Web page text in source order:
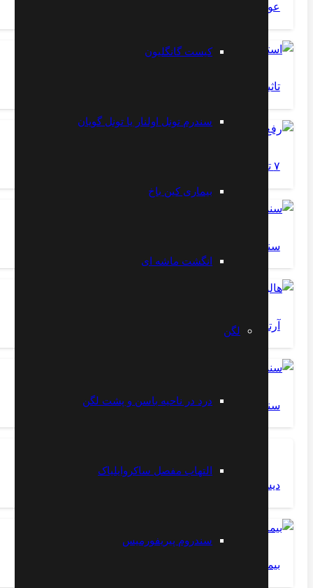
کیست گانگلیون
سندرم تونل اولنار یا تونل گویان
بیماری کین باخ
انگشت ماشه ای
لگن
درد در ناحیه باسن و پشت لگن
التهاب مفصل ساکروایلیاک
سندروم پیریفورمیس
عوارض کمبود ویتامین B12
تاثیر استرس بر قسمتهای مختلف بدن
۷ تمرین برای رفع کسالت و خستگی روزانه
سندرم استرس پاتلوفمورال
آرتروز شست پا
سندرم طناب خلفى
دیسک گردن
بیماری فرایبرگ